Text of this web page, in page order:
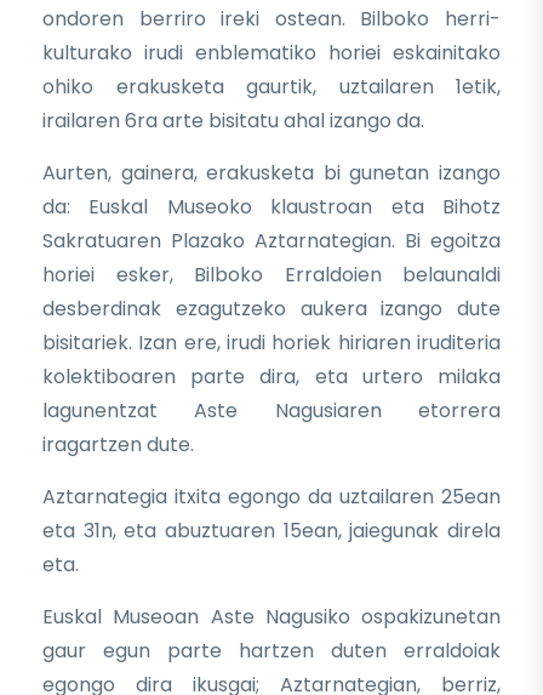
ondoren berriro ireki ostean. Bilboko herri-
kulturako irudi enblematiko horiei eskainitako
ohiko erakusketa gaurtik, uztailaren 1etik,
irailaren 6ra arte bisitatu ahal izango da.
Aurten, gainera, erakusketa bi gunetan izango
da: Euskal Museoko klaustroan eta Bihotz
Sakratuaren Plazako Aztarnategian. Bi egoitza
horiei esker, Bilboko Erraldoien belaunaldi
desberdinak ezagutzeko aukera izango dute
bisitariek. Izan ere, irudi horiek hiriaren iruditeria
kolektiboaren parte dira, eta urtero milaka
lagunentzat Aste Nagusiaren etorrera
iragartzen dute.
Aztarnategia itxita egongo da uztailaren 25ean
eta 31n, eta abuztuaren 15ean, jaiegunak direla
eta.
Euskal Museoan Aste Nagusiko ospakizunetan
gaur egun parte hartzen duten erraldoiak
egongo dira ikusgai; Aztarnategian, berriz,